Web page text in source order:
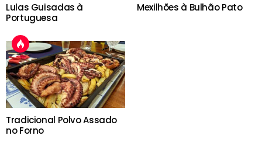
Lulas Guisadas à
Portuguesa
Mexilhões à Bulhão Pato
Tradicional Polvo Assado
no Forno